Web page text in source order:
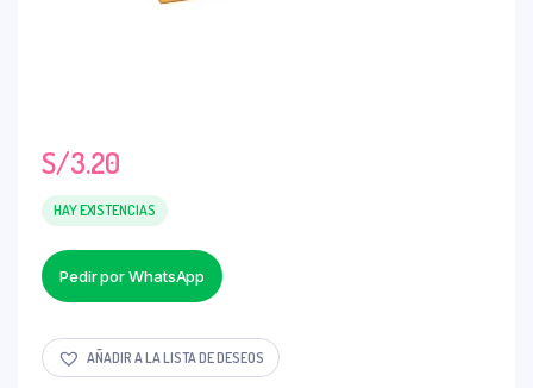
S/3.20
HAY EXISTENCIAS
Pedir por WhatsApp
AÑADIR A LA LISTA DE DESEOS